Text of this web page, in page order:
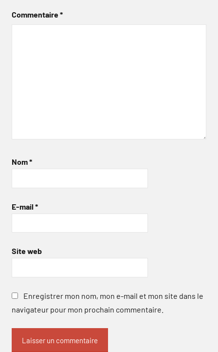
Commentaire*
Nom*
E-mail *
Site web
Enregistrer mon nom, mon e-mail et mon site dans le
navigateur pour mon prochain commentaire.